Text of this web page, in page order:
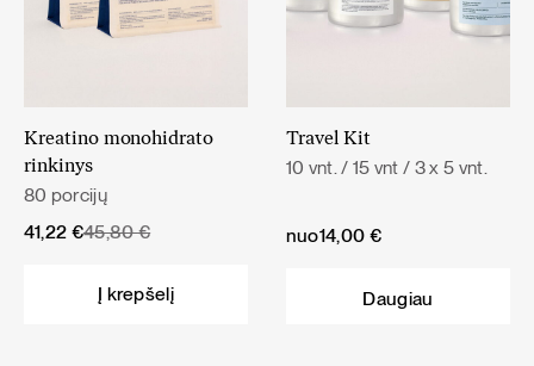
Kreatino monohidrato
rinkinys
80 porcijų
45,80€
Original
41,22 €
Current
Į krepšelį
Travel Kit
10 vnt. / 15 vnt / 3 x 5 vnt.
nuo14,00 €
Daugiau